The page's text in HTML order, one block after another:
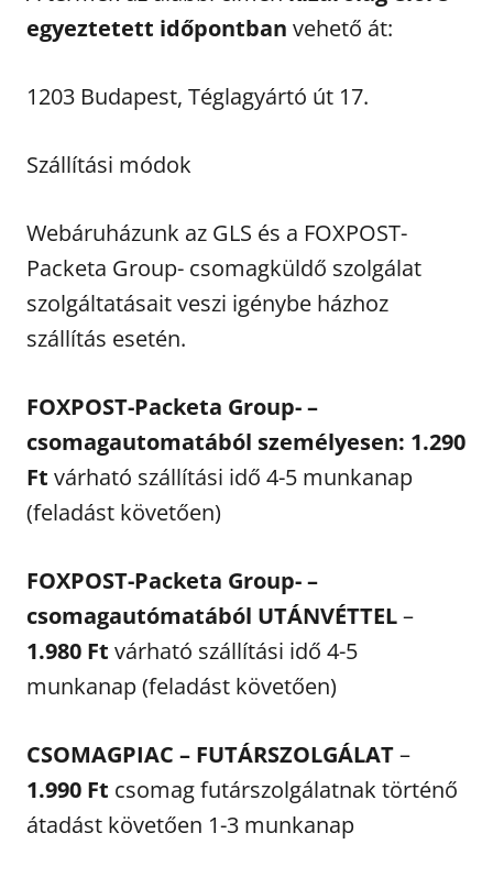
egyeztetett időpontban vehető át:
1203 Budapest, Téglagyártó út 17.
Szállítási módok
Webáruházunk az GLS és a FOXPOST-
Packeta Group- csomagküldő szolgálat
szolgáltatásait veszi igénybe házhoz
szállítás esetén.
FOXPOST-Packeta Group- –
csomagautomatából személyesen: 1.290
Ft várható szállítási idő 4-5 munkanap
(feladást követően)
FOXPOST-Packeta Group- –
csomagautómatából UTÁNVÉTTEL–
1.980 Ft várható szállítási idő 4-5
munkanap (feladást követően)
CSOMAGPIAC – FUTÁRSZOLGÁLAT–
1.990 Ft csomag futárszolgálatnak történő
átadást követően 1-3 munkanap